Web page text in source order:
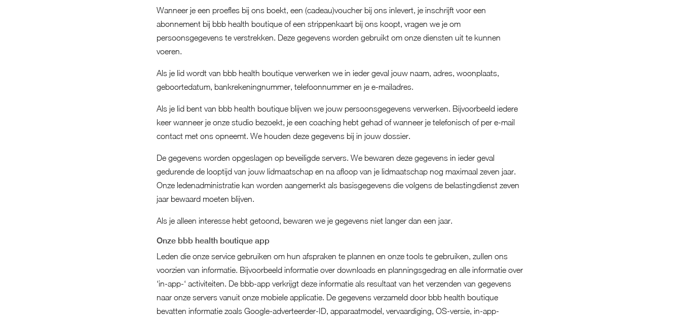
Wanneer je een proefles bij ons boekt, een (cadeau)voucher bij ons inlevert, je inschrijft voor een
abonnement bij bbb health boutique of een strippenkaart bij ons koopt, vragen we je om
persoonsgegevens te verstrekken. Deze gegevens worden gebruikt om onze diensten uit te kunnen
voeren.
Als je lid wordt van bbb health boutique verwerken we in ieder geval jouw naam, adres, woonplaats,
geboortedatum, bankrekeningnummer, telefoonnummer en je e-mailadres.
Als je lid bent van bbb health boutique blijven we jouw persoonsgegevens verwerken. Bijvoorbeeld iedere
keer wanneer je onze studio bezoekt, je een coaching hebt gehad of wanneer je telefonisch of per e-mail
contact met ons opneemt. We houden deze gegevens bij in jouw dossier.
De gegevens worden opgeslagen op beveiligde servers. We bewaren deze gegevens in ieder geval
gedurende de looptijd van jouw lidmaatschap en na afloop van je lidmaatschap nog maximaal zeven jaar.
Onze ledenadministratie kan worden aangemerkt als basisgegevens die volgens de belastingdienst zeven
jaar bewaard moeten blijven.
Als je alleen interesse hebt getoond, bewaren we je gegevens niet langer dan een jaar.
Onze bbb health boutique app
Leden die onze service gebruiken om hun afspraken te plannen en onze tools te gebruiken, zullen ons
voorzien van informatie. Bijvoorbeeld informatie over downloads en planningsgedrag en alle informatie over
‘in-app-‘ activiteiten. De bbb-app verkrijgt deze informatie als resultaat van het verzenden van gegevens
naar onze servers vanuit onze mobiele applicatie. De gegevens verzameld door bbb health boutique
bevatten informatie zoals Google-adverteerder-ID, apparaatmodel, vervaardiging, OS-versie, in-app-